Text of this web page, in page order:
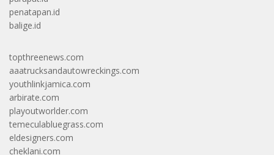
penatapan.id
balige.id
topthreenews.com
aaatrucksandautowreckings.com
youthlinkjamica.com
arbirate.com
playoutworlder.com
temeculabluegrass.com
eldesigners.com
cheklani.com